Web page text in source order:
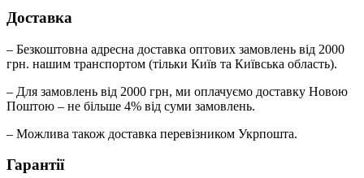
Доставка
– Безкоштовна адресна доставка оптових замовлень від 2000
грн. нашим транспортом (тільки Київ та Київська область).
– Для замовлень від 2000 грн, ми оплачуємо доставку Новою
Поштою – не більше 4% від суми замовлень.
– Можлива також доставка перевізником Укрпошта.
Гарантії